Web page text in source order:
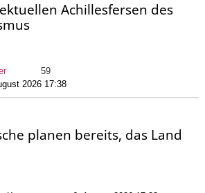
Achillesfersen des
59
2026 17:38
planen bereits, das Land